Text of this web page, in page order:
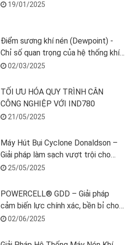
19/01/2025
Điểm sương khí nén (Dewpoint) -
Chỉ số quan trọng của hệ thống khí
nén02/03/2025
TỐI ƯU HÓA QUY TRÌNH CÂN
CÔNG NGHIỆP VỚI IND780
21/05/2025
Máy Hút Bụi Cyclone Donaldson –
Giải pháp làm sạch vượt trội cho
không gian của bạn
25/05/2025
POWERCELL® GDD – Giải pháp
cảm biến lực chính xác, bền bỉ cho
hệ thống cân xe tải
02/06/2025